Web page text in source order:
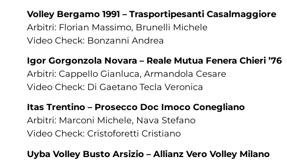
Volley Bergamo 1991 – Trasportipesanti Casalmaggiore
Arbitri: Florian Massimo, Brunelli Michele
Video Check: Bonzanni Andrea
Igor Gorgonzola Novara – Reale Mutua Fenera Chieri ’76
Arbitri: Cappello Gianluca, Armandola Cesare
Video Check: Di Gaetano Tecla Veronica
Itas Trentino – Prosecco Doc Imoco Conegliano
Arbitri: Marconi Michele, Nava Stefano
Video Check: Cristoforetti Cristiano
Uyba Volley Busto Arsizio – Allianz Vero Volley Milano